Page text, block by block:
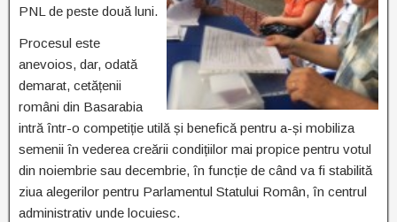
PNL de peste două luni.
Procesul este
anevoios, dar, odată
demarat, cetățenii
români din Basarabia
intră într-o competiție utilă și benefică pentru a-și mobiliza
semenii în vederea creării condițiilor mai propice pentru votul
din noiembrie sau decembrie, în funcție de când va fi stabilită
ziua alegerilor pentru Parlamentul Statului Român, în centrul
administrativ unde locuiesc.